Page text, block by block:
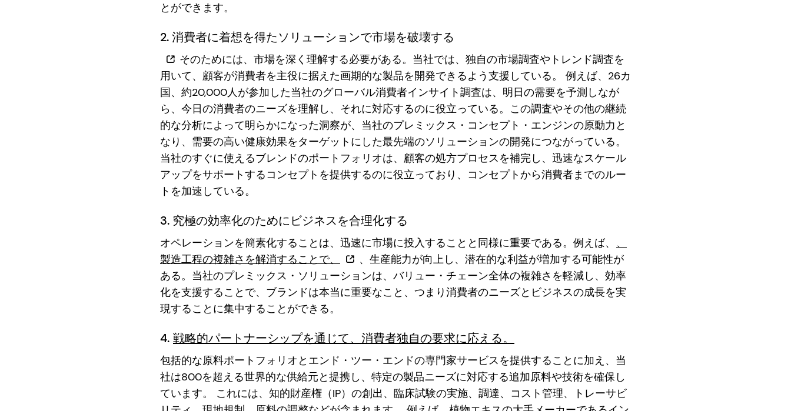
とができます。
2. 消費者に着想を得たソリューションで市場を破壊する
そのためには、市場を深く理解する必要がある。当社では、独自の市場調査やトレンド調査を
用いて、顧客が消費者を主役に据えた画期的な製品を開発できるよう支援している。 例えば、26カ
国、約20,000人が参加した当社のグローバル消費者インサイト調査は、明日の需要を予測しなが
ら、今日の消費者のニーズを理解し、それに対応するのに役立っている。この調査やその他の継続
的な分析によって明らかになった洞察が、当社のプレミックス・コンセプト・エンジンの原動力と
なり、需要の高い健康効果をターゲットにした最先端のソリューションの開発につながっている。
当社のすぐに使えるブレンドのポートフォリオは、顧客の処方プロセスを補完し、迅速なスケール
アップをサポートするコンセプトを提供するのに役立っており、コンセプトから消費者までのルー
トを加速している。
3. 究極の効率化のためにビジネスを合理化する
オペレーションを簡素化することは、迅速に市場に投入することと同様に重要である。例えば、
、
製造工程の複雑さを解消することで、
、生産能力が向上し、潜在的な利益が増加する可能性が
ある。当社のプレミックス・ソリューションは、バリュー・チェーン全体の複雑さを軽減し、効率
化を支援することで、ブランドは本当に重要なこと、つまり消費者のニーズとビジネスの成長を実
現することに集中することができる。
4. 戦略的パートナーシップを通じて、消費者独自の要求に応える。
包括的な原料ポートフォリオとエンド・ツー・エンドの専門家サービスを提供することに加え、当
社は800を超える世界的な供給元と提携し、特定の製品ニーズに対応する追加原料や技術を確保し
ています。 これには、知的財産権（IP）の創出、臨床試験の実施、調達、コスト管理、トレーサビ